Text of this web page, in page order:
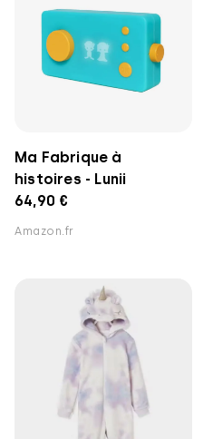
Ma Fabrique à
histoires - Lunii
64,90 €
Amazon.fr